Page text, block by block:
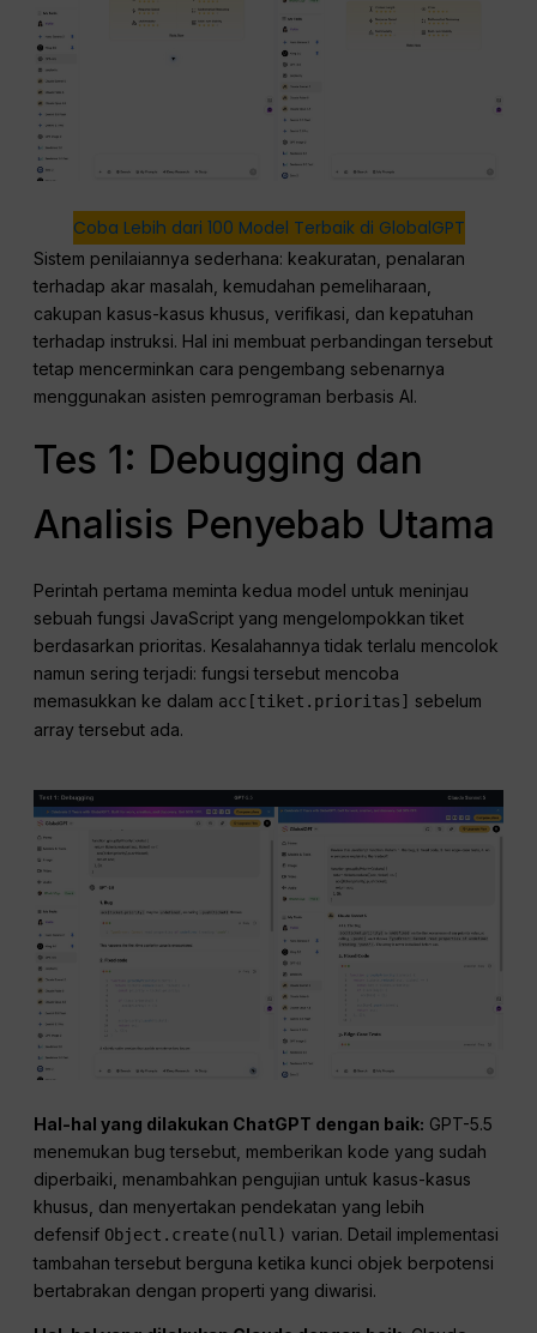
Coba Lebih dari 100 Model Terbaik di GlobalGPT
Sistem penilaiannya sederhana: keakuratan, penalaran
terhadap akar masalah, kemudahan pemeliharaan,
cakupan kasus-kasus khusus, verifikasi, dan kepatuhan
terhadap instruksi. Hal ini membuat perbandingan tersebut
tetap mencerminkan cara pengembang sebenarnya
menggunakan asisten pemrograman berbasis AI.
Tes 1: Debugging dan
Analisis Penyebab Utama
Perintah pertama meminta kedua model untuk meninjau
sebuah fungsi JavaScript yang mengelompokkan tiket
berdasarkan prioritas. Kesalahannya tidak terlalu mencolok
namun sering terjadi: fungsi tersebut mencoba
memasukkan ke dalam acc[tiket.prioritas] sebelum
array tersebut ada.
Hal-hal yang dilakukan ChatGPT dengan baik: GPT-5.5
menemukan bug tersebut, memberikan kode yang sudah
diperbaiki, menambahkan pengujian untuk kasus-kasus
khusus, dan menyertakan pendekatan yang lebih
defensif Object.create(null) varian. Detail implementasi
tambahan tersebut berguna ketika kunci objek berpotensi
bertabrakan dengan properti yang diwarisi.